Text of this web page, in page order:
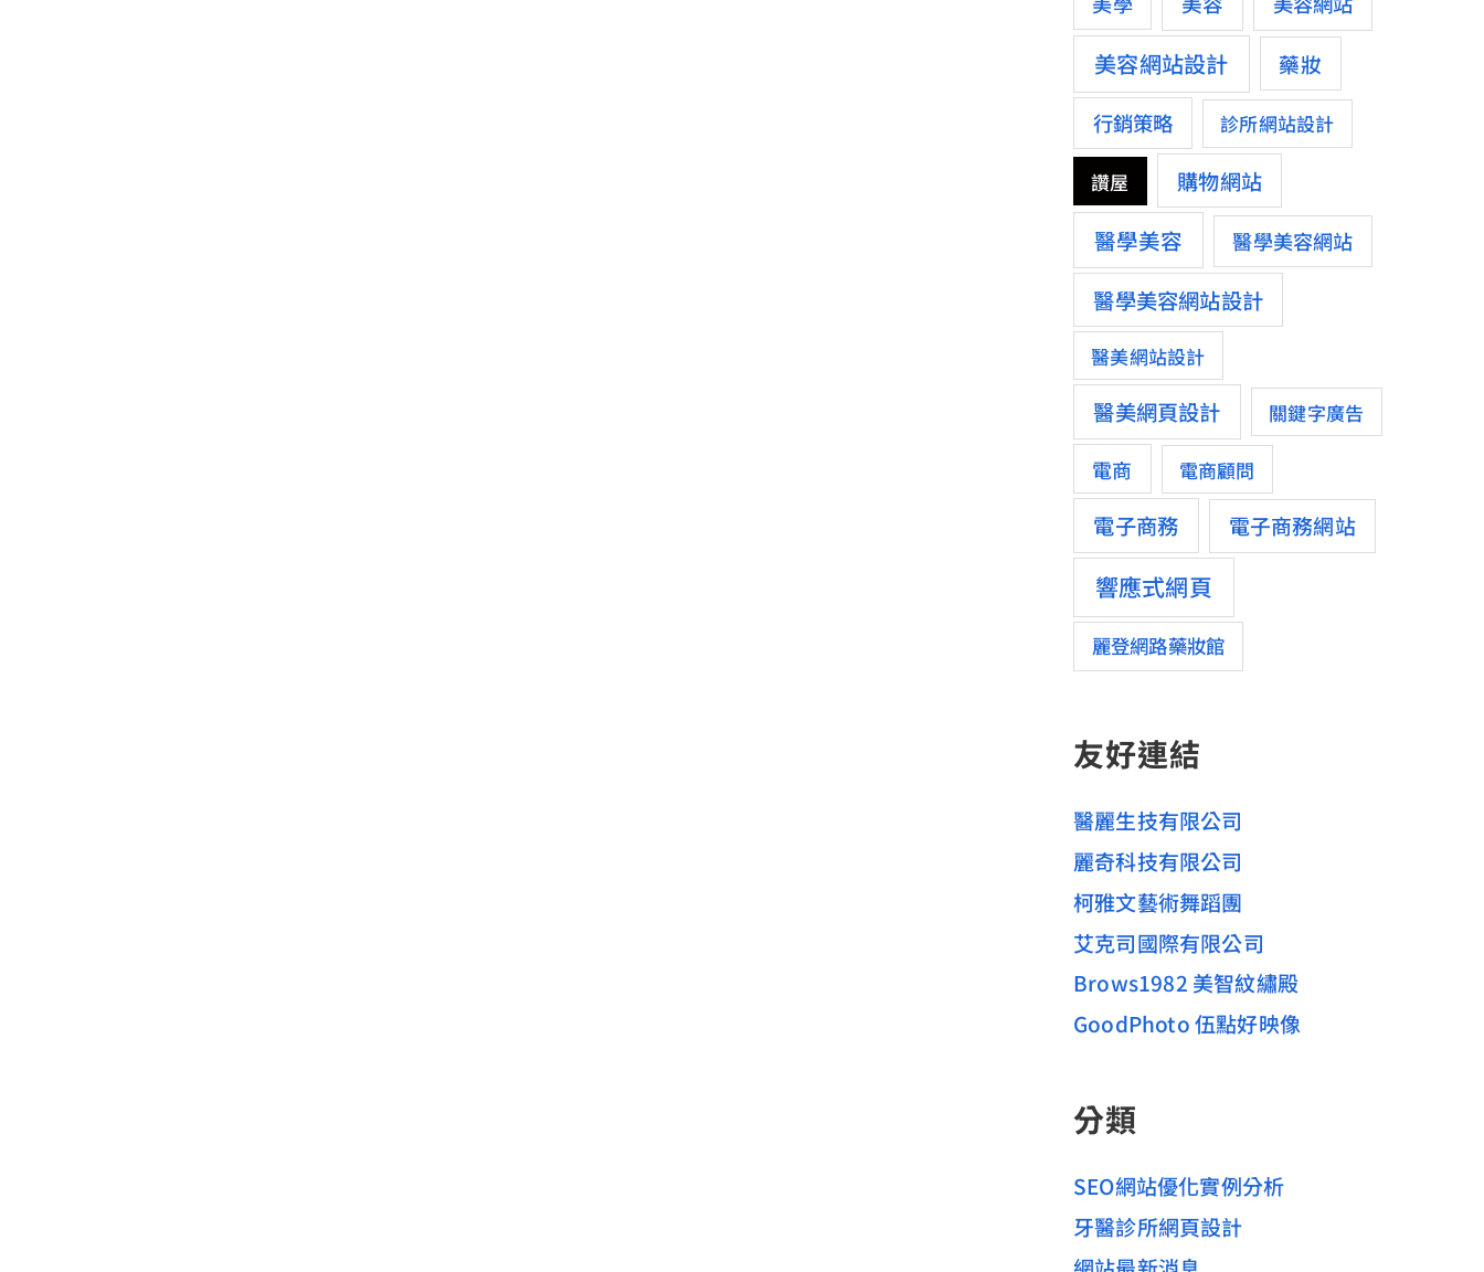
美容網站設計 藥妝
行銷策略 診所網站設計
讚屋 購物網站
醫學美容 醫學美容網站
醫學美容網站設計
醫美網站設計
醫美網頁設計 關鍵字廣告
電商 電商顧問
電子商務 電子商務網站
響應式網頁
麗登網路藥妝館
友好連結
醫麗生技有限公司
麗奇科技有限公司
柯雅文藝術舞蹈團
艾克司國際有限公司
Brows1982 美智紋繡殿
GoodPhoto 伍點好映像
分類
SEO網站優化實例分析
牙醫診所網頁設計